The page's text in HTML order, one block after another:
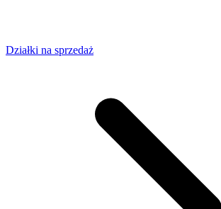
Działki na sprzedaż